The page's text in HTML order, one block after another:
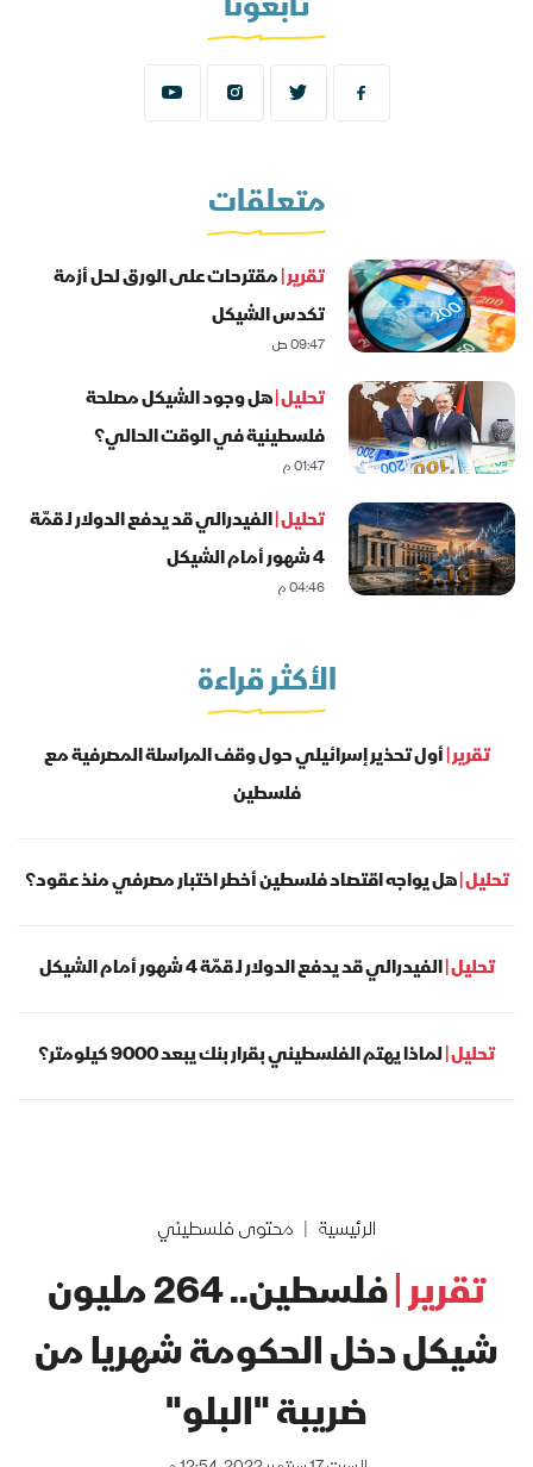
متعلقات
تقرير |مقترحات على الورق لحل أزمة
تكدس الشيكل
09:47 ص
تحليل |هل وجود الشيكل مصلحة
فلسطينية في الوقت الحالي؟
01:47 م
تحليل |الفيدرالي قد يدفع الدولار لـ قمّة
4 شهور أمام الشيكل
04:46 م
الأكثر قراءة
تقرير |أول تحذير إسرائيلي حول وقف المراسلة المصرفية مع
فلسطين
تحليل |هل يواجه اقتصاد فلسطين أخطر اختبار مصرفي منذ عقود؟
تحليل |الفيدرالي قد يدفع الدولار لـ قمّة 4 شهور أمام الشيكل
تحليل |لماذا يهتم الفلسطيني بقرار بنك يبعد 9000 كيلومتر؟
الرئيسية محتوى فلسطيني
تقرير |
فلسطين.. 264 مليون
شيكل دخل الحكومة شهريا من
ضريبة "البلو"